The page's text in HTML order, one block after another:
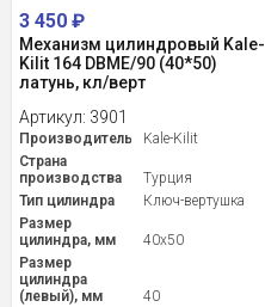
3 450 ₽
Механизм цилиндровый Kale-
Kilit 164 DBME/90 (40*50)
латунь, кл/верт
Артикул: 3901
Производитель
Kale-Kilit
Страна
производства
Турция
Тип цилиндра
Ключ-вертушка
Размер
цилиндра, мм
40x50
Размер
цилиндра
(левый), мм
40